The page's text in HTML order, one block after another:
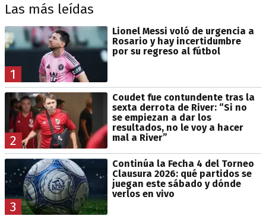
Las más leídas
1
Lionel Messi voló de urgencia a
Rosario y hay incertidumbre
por su regreso al fútbol
2
Coudet fue contundente tras la
sexta derrota de River: “Si no
se empiezan a dar los
resultados, no le voy a hacer
mal a River”
3
Continúa la Fecha 4 del Torneo
Clausura 2026: qué partidos se
juegan este sábado y dónde
verlos en vivo